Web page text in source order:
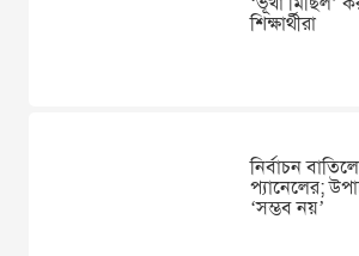
শিক্ষার্থীরা
নির্বাচন
প্যানেলের;
‘সম্ভব নয়’